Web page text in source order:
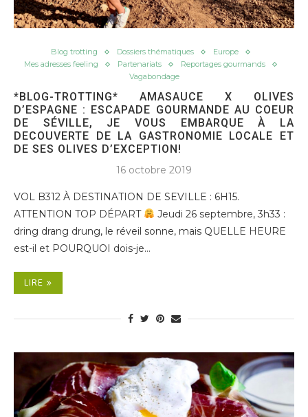
Blog trotting Dossiers thématiques
Europe
Mes adresses feeling
Partenariats
Reportages gourmands
Vagabondage
*BLOG-TROTTING* AMASAUCE X OLIVES
D’ESPAGNE : ESCAPADE GOURMANDE AU COEUR
DE SÉVILLE, JE VOUS EMBARQUE À LA
DECOUVERTE DE LA GASTRONOMIE LOCALE ET
DE SES OLIVES D’EXCEPTION!
16 octobre 2019
VOL B312 À DESTINATION DE SEVILLE : 6H15.
ATTENTION TOP DÉPART
Jeudi 26 septembre, 3h33 :
dring drang drung, le réveil sonne, mais QUELLE HEURE
est-il et POURQUOI dois-je…
LIRE